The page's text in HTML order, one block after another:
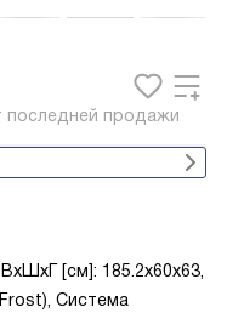
последней продажи
[см]: 185.2x60x63,
Система